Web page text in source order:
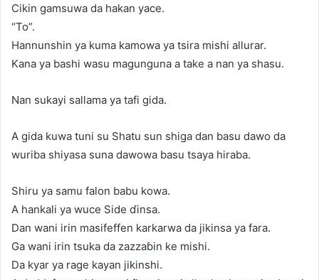
Cikin gamsuwa da hakan yace.
“To”.
Hannunshin ya kuma kamowa ya tsira mishi allurar.
Kana ya bashi wasu magunguna a take a nan ya shasu.
Nan sukayi sallama ya tafi gida.
A gida kuwa tuni su Shatu sun shiga dan basu dawo da
wuriba shiyasa suna dawowa basu tsaya hiraba.
Shiru ya samu falon babu kowa.
A hankali ya wuce Side ɗinsa.
Dan wani irin masifeffen karkarwa da jikinsa ya fara.
Ga wani irin tsuka da zazzaɓin ke mishi.
Da kyar ya rage kayan jikinshi.